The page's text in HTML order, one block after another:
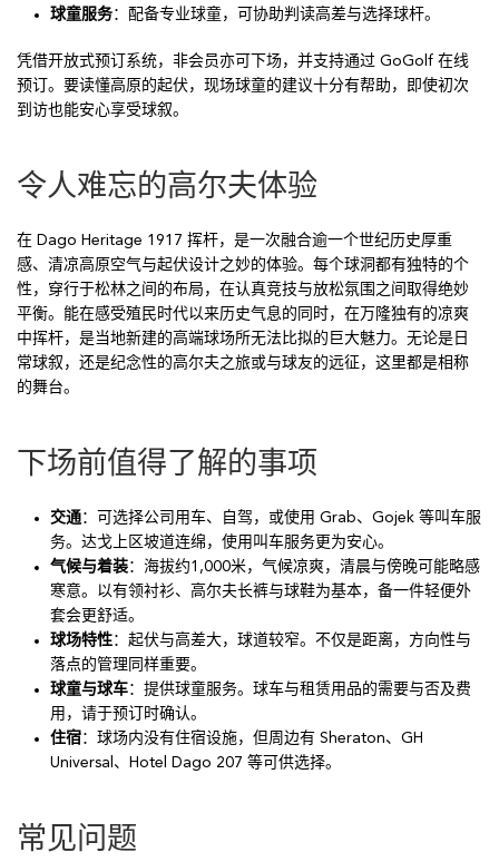
球童服务：配备专业球童，可协助判读高差与选择球杆。
凭借开放式预订系统，非会员亦可下场，并支持通过 GoGolf 在线
预订。要读懂高原的起伏，现场球童的建议十分有帮助，即使初次
到访也能安心享受球叙。
令人难忘的高尔夫体验
在 Dago Heritage 1917 挥杆，是一次融合逾一个世纪历史厚重
感、清凉高原空气与起伏设计之妙的体验。每个球洞都有独特的个
性，穿行于松林之间的布局，在认真竞技与放松氛围之间取得绝妙
平衡。能在感受殖民时代以来历史气息的同时，在万隆独有的凉爽
中挥杆，是当地新建的高端球场所无法比拟的巨大魅力。无论是日
常球叙，还是纪念性的高尔夫之旅或与球友的远征，这里都是相称
的舞台。
下场前值得了解的事项
交通：可选择公司用车、自驾，或使用 Grab、Gojek 等叫车服
务。达戈上区坡道连绵，使用叫车服务更为安心。
气候与着装：海拔约1,000米，气候凉爽，清晨与傍晚可能略感
寒意。以有领衬衫、高尔夫长裤与球鞋为基本，备一件轻便外
套会更舒适。
球场特性：起伏与高差大，球道较窄。不仅是距离，方向性与
落点的管理同样重要。
球童与球车：提供球童服务。球车与租赁用品的需要与否及费
用，请于预订时确认。
住宿：球场内没有住宿设施，但周边有 Sheraton、GH
Universal、Hotel Dago 207 等可供选择。
常见问题